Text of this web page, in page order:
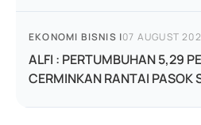
EKONOMI BISNIS |07 AUGUST
ALFI : PERTUMBUHAN 5,29
CERMINKAN RANTAI PASOK